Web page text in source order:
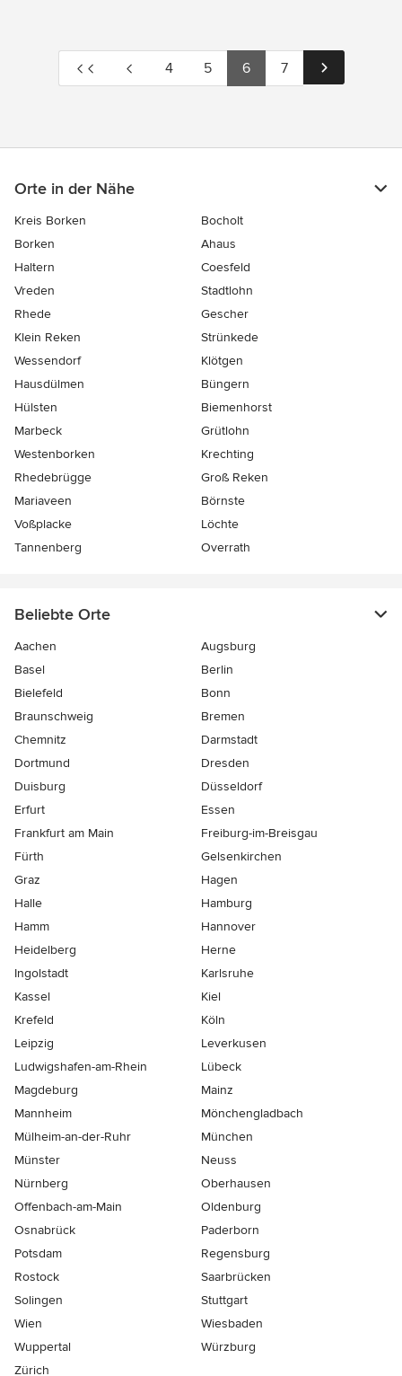
4 5 6 7
Orte in der Nähe
Kreis Borken
Bocholt
Borken
Ahaus
Haltern
Coesfeld
Vreden
Stadtlohn
Rhede
Gescher
Klein Reken
Strünkede
Wessendorf
Klötgen
Hausdülmen
Büngern
Hülsten
Biemenhorst
Marbeck
Grütlohn
Westenborken
Krechting
Rhedebrügge
Groß Reken
Mariaveen
Börnste
Voßplacke
Löchte
Tannenberg
Overrath
Beliebte Orte
Aachen
Augsburg
Basel
Berlin
Bielefeld
Bonn
Braunschweig
Bremen
Chemnitz
Darmstadt
Dortmund
Dresden
Duisburg
Düsseldorf
Erfurt
Essen
Frankfurt am Main
Freiburg-im-Breisgau
Fürth
Gelsenkirchen
Graz
Hagen
Halle
Hamburg
Hamm
Hannover
Heidelberg
Herne
Ingolstadt
Karlsruhe
Kassel
Kiel
Krefeld
Köln
Leipzig
Leverkusen
Ludwigshafen-am-Rhein
Lübeck
Magdeburg
Mainz
Mannheim
Mönchen­gladbach
Mülheim-an-der-Ruhr
München
Münster
Neuss
Nürnberg
Oberhausen
Offenbach-am-Main
Oldenburg
Osnabrück
Paderborn
Potsdam
Regensburg
Rostock
Saarbrücken
Solingen
Stuttgart
Wien
Wiesbaden
Wuppertal
Würzburg
Zürich